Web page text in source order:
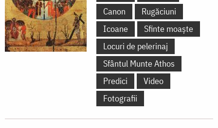
Canon
Rugăciuni
Icoane
Sfinte moaște
Locuri de pelerinaj
Sfântul Munte Athos
Predici
Video
Fotografii